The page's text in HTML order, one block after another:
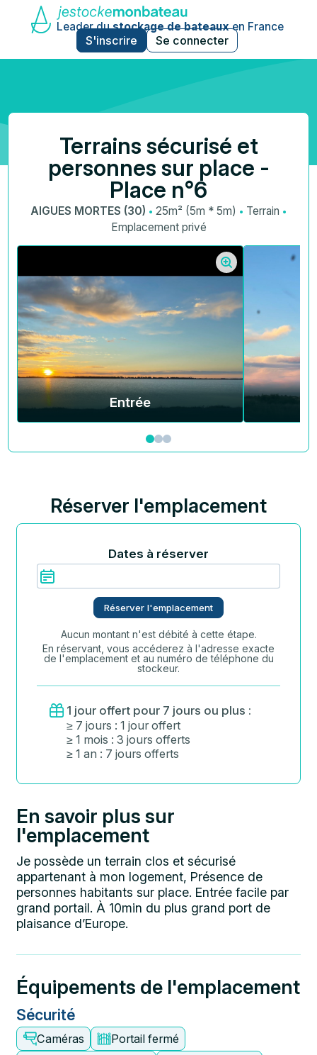
Leader dustockage de bateauxen France
S'inscrire Se connecter
Terrains sécurisé et
personnes sur place -
Place n°6
AIGUES MORTES (30) · 25m² (5m * 5m) · Terrain ·
Emplacement privé
Entrée
En savoir plus sur
l'emplacement
Je possède un terrain clos et sécurisé
appartenant à mon logement, Présence de
personnes habitants sur place. Entrée facile par
grand portail. À 10min du plus grand port de
plaisance d’Europe.
Équipements de l'emplacement
Sécurité
Caméras
Portail fermé
Réserver l'emplacement
Dates à réserver
Réserver l'emplacement
Aucun montant n'est débité à cette étape.
En réservant, vous accéderez à l'adresse exacte
de l'emplacement et au numéro de téléphone du
stockeur.
1 jour offert pour 7 jours ou plus :
≥ 7 jours : 1 jour offert
≥ 1 mois : 3 jours offerts
≥ 1 an : 7 jours offerts